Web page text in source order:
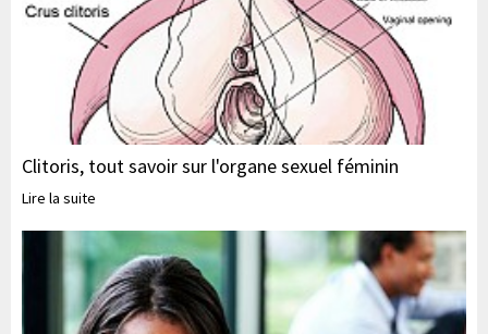
Clitoris, tout savoir sur l'organe sexuel féminin
Lire la suite